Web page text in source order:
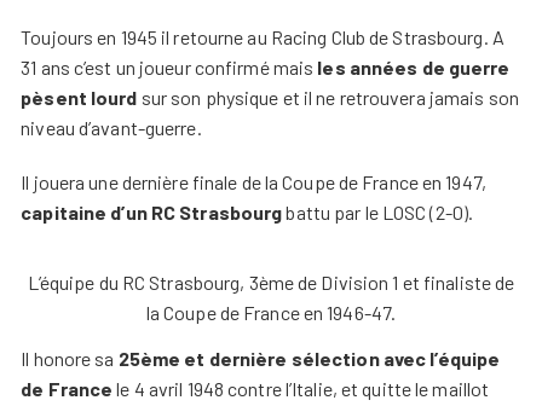
Toujours en 1945 il retourne au Racing Club de Strasbourg. A
31 ans c’est un joueur confirmé mais les années de guerre
pèsent lourd sur son physique et il ne retrouvera jamais son
niveau d’avant-guerre.
Il jouera une dernière finale de la Coupe de France en 1947,
capitaine d’un RC Strasbourgbattu par le LOSC (2-0).
L’équipe du RC Strasbourg, 3ème de Division 1 et finaliste de
la Coupe de France en 1946-47.
Il honore sa 25ème et dernière sélection avec l’équipe
de France le 4 avril 1948 contre l’Italie, et quitte le maillot